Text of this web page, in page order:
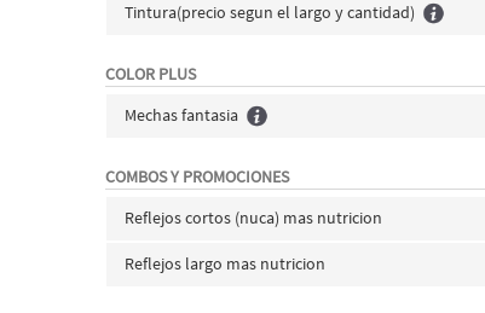
Tintura(precio segun el largo y cantidad)
COLOR PLUS
Mechas fantasia
COMBOS Y PROMOCIONES
Reflejos cortos (nuca) mas nutricion
Reflejos largo mas nutricion